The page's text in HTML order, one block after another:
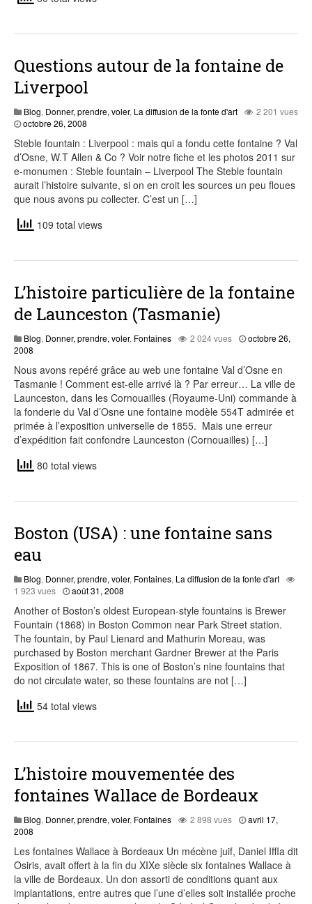
Questions autour de la fontaine de
Liverpool
Blog, Donner, prendre, voler, La diffusion de la fonte d'art
2 201 vues
octobre 26, 2008
2015
Steble fountain : Liverpool : mais qui a fondu cette fontaine ? Val
d’Osne, W.T Allen & Co ? Voir notre fiche et les photos 2011 sur
e-monumen : Steble fountain – Liverpool The Steble fountain
aurait l’histoire suivante, si on en croit les sources un peu floues
que nous avons pu collecter. C’est un […]
109 total views
L’histoire particulière de la fontaine
de Launceston (Tasmanie)
Blog, Donner, prendre, voler, Fontaines 2 024 vues
octobre 26,
2008
2015
Nous avons repéré grâce au web une fontaine Val d’Osne en
Tasmanie ! Comment est-elle arrivé là ? Par erreur… La ville de
Launceston, dans les Cornouailles (Royaume-Uni) commande à
la fonderie du Val d’Osne une fontaine modèle 554T admirée et
primée à l’exposition universelle de 1855. Mais une erreur
d’expédition fait confondre Launceston (Cornouailles) […]
80 total views
Boston (USA) : une fontaine sans
eau
Blog, Donner, prendre, voler, Fontaines, La diffusion de la fonte d'art
1 923 vues
août 31, 2008
2015
Another of Boston’s oldest European-style fountains is Brewer
Fountain (1868) in Boston Common near Park Street station.
The fountain, by Paul Lienard and Mathurin Moreau, was
purchased by Boston merchant Gardner Brewer at the Paris
Exposition of 1867. This is one of Boston’s nine fountains that
do not circulate water, so these fountains are not […]
54 total views
L’histoire mouvementée des
fontaines Wallace de Bordeaux
Blog, Donner, prendre, voler, Fontaines 2 898 vues
avril 17,
2008
2015
Les fontaines Wallace à Bordeaux Un mécène juif, Daniel Iffla dit
Osiris, avait offert à la fin du XIXe siècle six fontaines Wallace à
la ville de Bordeaux. Un don assorti de conditions quant aux
implantations, entre autres que l’une d’elles soit installée proche